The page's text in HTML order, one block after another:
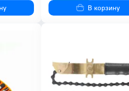
В корзину